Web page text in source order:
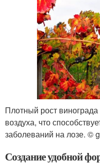
Плотный рост
воздуха, что
заболеваний на лозе. ©
Создание удобной